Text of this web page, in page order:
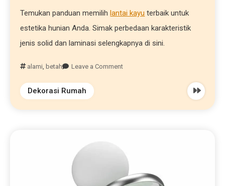
Temukan panduan memilihlantai kayu terbaik untuk
estetika hunian Anda. Simak perbedaan karakteristik
jenis solid dan laminasi selengkapnya di sini.
alami ,betah Leave a Comment
Dekorasi Rumah